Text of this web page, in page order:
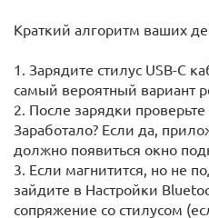
Краткий алгоритм ваших
1. Зарядите стилус USB-C
самый вероятный вариант
2. После зарядки
Заработало? Если да,
должно появиться окно
3. Если магнитится, но не
зайдите в Настройки
сопряжение со стилусом